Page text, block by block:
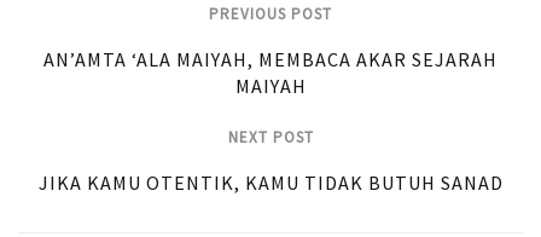
PREVIOUS POST
AN’AMTA ‘ALA MAIYAH, MEMBACA AKAR SEJARAH
MAIYAH
NEXT POST
JIKA KAMU OTENTIK, KAMU TIDAK BUTUH SANAD